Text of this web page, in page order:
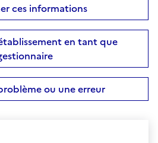
ces informations
en tant que
ou une erreur